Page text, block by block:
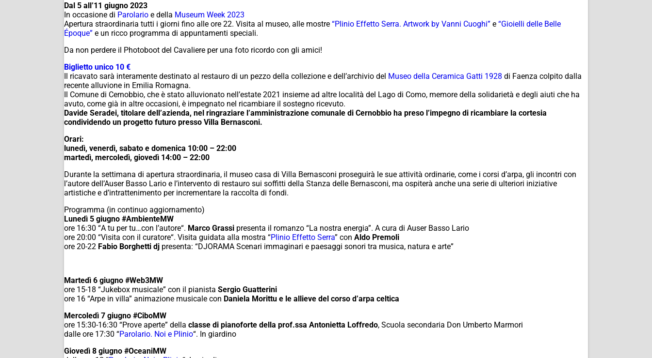
Dal 5 all’11 giugno 2023
In occasione di Parolario e della Museum Week 2023
Apertura straordinaria tutti i giorni fino alle ore 22. Visita al museo, alle mostre “Plinio Effetto Serra. Artwork by Vanni Cuoghi” e “Gioielli delle Belle
Époque” e un ricco programma di appuntamenti speciali.
Da non perdere il Photoboot del Cavaliere per una foto ricordo con gli amici!
Biglietto unico 10 €
Il ricavato sarà interamente destinato al restauro di un pezzo della collezione e dell’archivio del Museo della Ceramica Gatti 1928 di Faenza colpito dalla
recente alluvione in Emilia Romagna.
Il Comune di Cernobbio, che è stato alluvionato nell’estate 2021 insieme ad altre località del Lago di Como, memore della solidarietà e degli aiuti che ha
avuto, come già in altre occasioni, è impegnato nel ricambiare il sostegno ricevuto.
Davide Seradei, titolare dell’azienda, nel ringraziare l’amministrazione comunale di Cernobbio ha preso l’impegno di ricambiare la cortesia
condividendo un progetto futuro presso Villa Bernasconi.
Orari:
lunedì, venerdì, sabato e domenica 10:00 – 22:00
martedì, mercoledì, giovedì 14:00 – 22:00
Durante la settimana di apertura straordinaria, il museo casa di Villa Bernasconi proseguirà le sue attività ordinarie, come i corsi d’arpa, gli incontri con
l’autore dell’Auser Basso Lario e l’intervento di restauro sui soffitti della Stanza delle Bernasconi, ma ospiterà anche una serie di ulteriori iniziative
artistiche e d’intrattenimento per incrementare la raccolta di fondi.
Programma (in continuo aggiornamento)
Lunedì 5 giugno #AmbienteMW
ore 16:30 “A tu per tu…con l’autore“. Marco Grassi presenta il romanzo “La nostra energia”. A cura di Auser Basso Lario
ore 20:00 “Visita con il curatore“. Visita guidata alla mostra “Plinio Effetto Serra” con Aldo Premoli
ore 20-22 Fabio Borghetti dj presenta: “DJORAMA Scenari immaginari e paesaggi sonori tra musica, natura e arte”
Martedì 6 giugno #Web3MW
ore 15-18 “Jukebox musicale” con il pianista Sergio Guatterini
ore 16 “Arpe in villa” animazione musicale con Daniela Morittu e le allieve del corso d’arpa celtica
Mercoledì 7 giugno #CiboMW
ore 15:30-16:30 “Prove aperte” della classe di pianoforte della prof.ssa Antonietta Loffredo, Scuola secondaria Don Umberto Marmori
dalle ore 17:30 “Parolario. Noi e Plinio“. In giardino
Giovedì 8 giugno #OceaniMW